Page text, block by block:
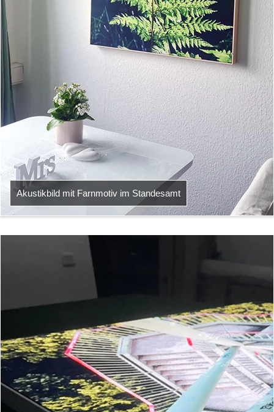
Akustikbild mit Farnmotiv im Standesamt